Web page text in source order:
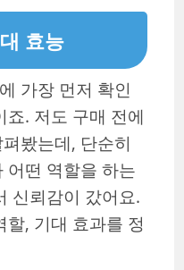
효능
가장 먼저 확인
. 저도 구매 전에
봤는데, 단순히
어떤 역할을 하는
신뢰감이 갔어요.
할, 기대 효과를 정